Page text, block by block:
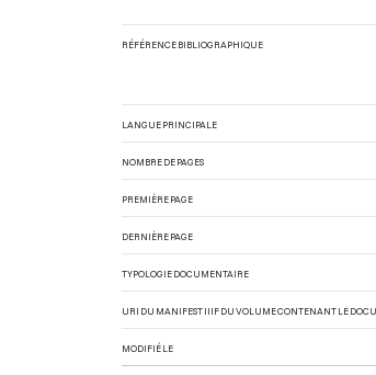
RÉFÉRENCE BIBLIOGRAPHIQUE
LANGUE PRINCIPALE
NOMBRE DE PAGES
PREMIÈRE PAGE
DERNIÈRE PAGE
TYPOLOGIE DOCUMENTAIRE
URI DU MANIFEST IIIF DU VOLUME CONTENANT LE
MODIFIÉ LE